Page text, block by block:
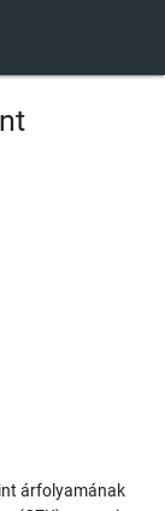
árfolyamának